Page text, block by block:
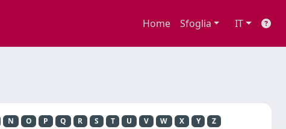
Home Sfoglia IT
N O P Q R S T U V W X Y Z